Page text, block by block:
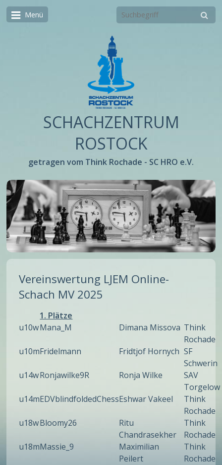
Menü
SCHACHZENTRUM
ROSTOCK
getragen vom Think Rochade - SC HRO e.V.
Vereinswertung LJEM Online-
Schach MV 2025
1. Plätze
u10wMana_M Dimana Missova Think
Rochade
u10mFridelmann Fridtjof Hornych SF
Schwerin
u14wRonjawilke9R Ronja Wilke
SAV
Torgelow
u14mEDVblindfoldedChessEshwar Vakeel
Think
Rochade
u18wBloomy26
Ritu
Chandrasekher
Think
Rochade
u18mMassie_9
Maximilian
Peilert
Think
Rochade